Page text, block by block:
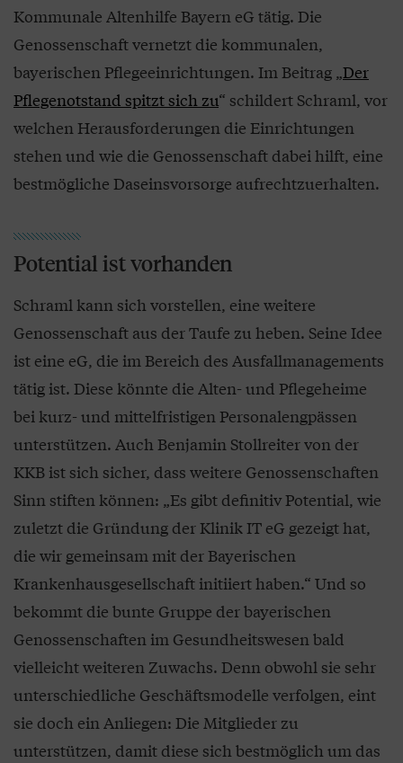
Kommunale Altenhilfe Bayern eG tätig. Die
Genossenschaft vernetzt die kommunalen,
bayerischen Pflegeeinrichtungen. Im Beitrag „Der
Pflegenotstand spitzt sich zu“ schildert Schraml, vor
welchen Herausforderungen die Einrichtungen
stehen und wie die Genossenschaft dabei hilft, eine
bestmögliche Daseinsvorsorge aufrechtzuerhalten.
Potential ist vorhanden
Schraml kann sich vorstellen, eine weitere
Genossenschaft aus der Taufe zu heben. Seine Idee
ist eine eG, die im Bereich des Ausfallmanagements
tätig ist. Diese könnte die Alten- und Pflegeheime
bei kurz- und mittelfristigen Personalengpässen
unterstützen. Auch Benjamin Stollreiter von der
KKB ist sich sicher, dass weitere Genossenschaften
Sinn stiften können: „Es gibt definitiv Potential, wie
zuletzt die Gründung der Klinik IT eG gezeigt hat,
die wir gemeinsam mit der Bayerischen
Krankenhausgesellschaft initiiert haben.“ Und so
bekommt die bunte Gruppe der bayerischen
Genossenschaften im Gesundheitswesen bald
vielleicht weiteren Zuwachs. Denn obwohl sie sehr
unterschiedliche Geschäftsmodelle verfolgen, eint
sie doch ein Anliegen: Die Mitglieder zu
unterstützen, damit diese sich bestmöglich um das